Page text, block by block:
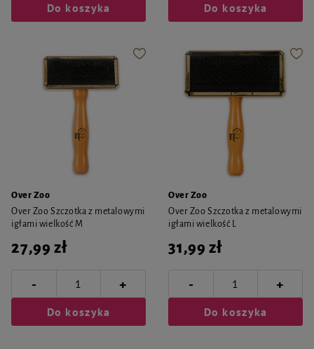
Do koszyka Do koszyka
Over Zoo
Over Zoo Szczotka z metalowymi
igłami wielkość M
27,99 zł
- +
Do koszyka
Over Zoo
Over Zoo Szczotka z metalowymi
igłami wielkość L
31,99 zł
- +
Do koszyka